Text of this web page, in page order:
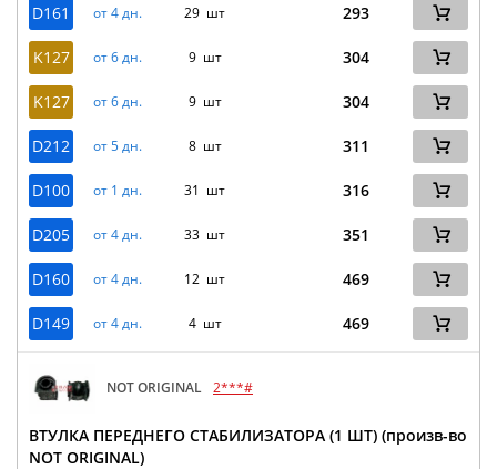
D161 от 4 дн. 29 шт 293
K127 от 6 дн. 9 шт 304
K127 от 6 дн. 9 шт 304
D212 от 5 дн. 8 шт 311
D100 от 1 дн. 31 шт 316
D205 от 4 дн. 33 шт 351
D160 от 4 дн. 12 шт 469
D149 от 4 дн. 4 шт 469
NOT ORIGINAL 2***#
ВТУЛКА ПЕРЕДНЕГО СТАБИЛИЗАТОРА (1 ШТ) (произв-во
NOT ORIGINAL)